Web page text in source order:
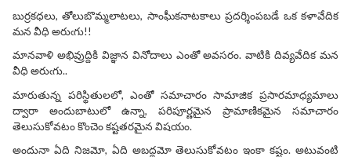
బుర్రకధలు, తోలుబొమ్మలాటలు, సాంఘీకనాటకాలు ప్రదర్శింపబడే ఒక కళావేదిక
మన వీధి అరుఁగు!!
మానవాళి అభివ్రుద్దికి విజ్ఞాన వినోదాలు ఎంతో అవసరం. వాటికి దివ్యవేదిక మన
వీధి అరుఁగు..
మారుతున్న పరిస్థితులలో, ఎంతో సమాచారం సామాజిక ప్రసారమాధ్యమాలు
ద్వారా అందుబాటులో ఉన్నా, పరిపూర్ణమైన ప్రామాణికమైన సమాచారం
తెలుసుకోవటం కొంచెం కష్టతరమైన విషయం.
అందునా ఏది నిజమో, ఏది అబద్దమో తెలుసుకోవటం ఇంకా కష్టం. అటువంటి